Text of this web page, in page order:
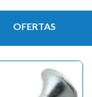
OFERTAS